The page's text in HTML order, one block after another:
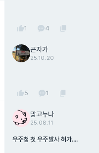
thumb_up1 4 content_copy
곤자가
25.10.20
thumb_up5 1 content_copy
망고누나
25.08.11
우주청 첫 우주발사 허가....